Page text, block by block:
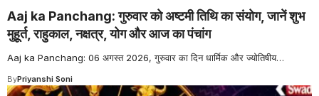
Aaj ka Panchang: गुरुवार को अष्टमी तिथि का संयोग, जानें शुभ
मुहूर्त, राहुकाल, नक्षत्र, योग और आज का पंचांग
Aaj ka Panchang: 06 अगस्त 2026, गुरुवार का दिन धार्मिक और ज्योतिषीय…
ByPriyanshi Soni